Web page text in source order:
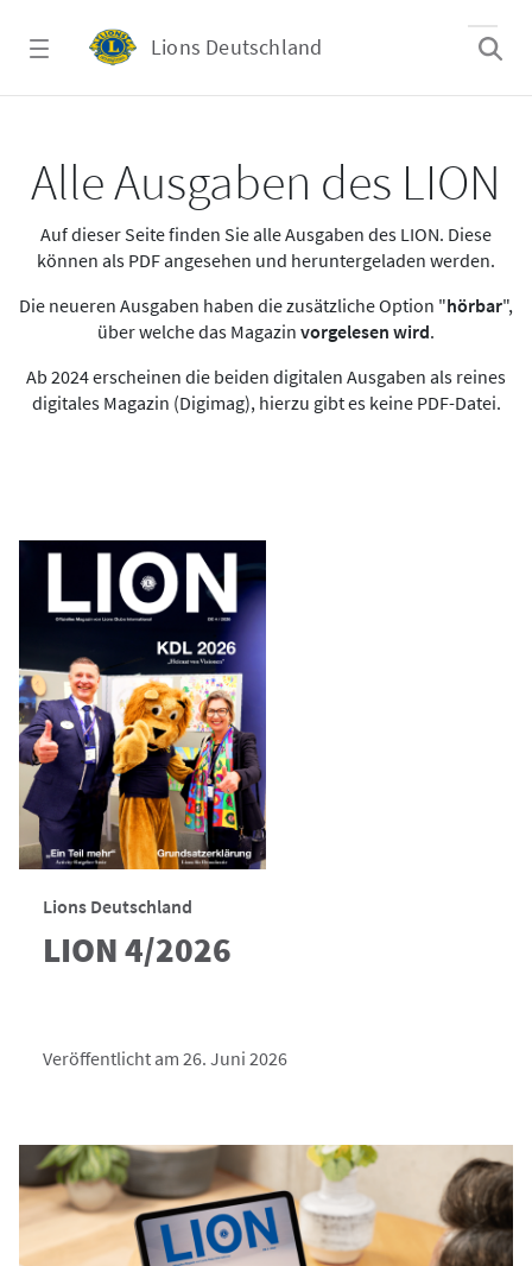
Lions Deutschland
Alle Ausgaben des LION
Auf dieser Seite finden Sie alle Ausgaben des LION. Diese
können als PDF angesehen und heruntergeladen werden.
Die neueren Ausgaben haben die zusätzliche Option "hörbar",
über welche das Magazin vorgelesen wird.
Ab 2024 erscheinen die beiden digitalen Ausgaben als reines
digitales Magazin (Digimag), hierzu gibt es keine PDF-Datei.
Lions Deutschland
LION 4/2026
Veröffentlicht am 26. Juni 2026